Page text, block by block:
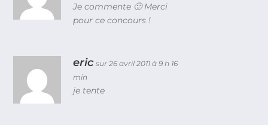
Je commente 🙂 Merci
pour ce concours !
eric sur 26 avril 2011 à 9 h 16
min
je tente